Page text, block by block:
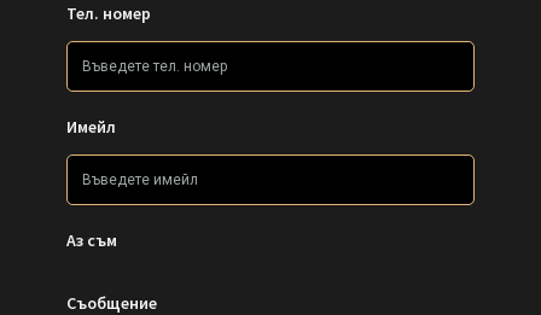
Тел. номер
Имейл
Аз съм
Съобщение